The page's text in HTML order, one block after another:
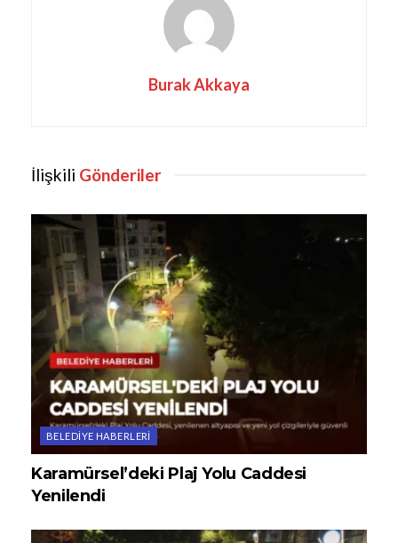
Burak Akkaya
İlişkili Gönderiler
BELEDIYE HABERLERI
Karamürsel’deki Plaj Yolu Caddesi
Yenilendi